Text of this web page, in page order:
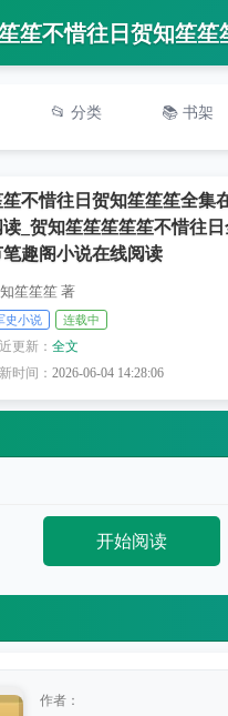
📂 分类 📚 书架
笙不惜往日贺知笙笙笙全集
读_贺知笙笙笙笙笙不惜往
笔趣阁小说在线阅读
笙笙笙 著
史小说 连载中
更新：全文
时间：2026-06-04 14:28:06
开始阅读
作者：